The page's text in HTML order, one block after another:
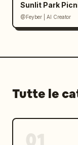
Sunlit Park
@Feyber | AI Creator
Tutte le